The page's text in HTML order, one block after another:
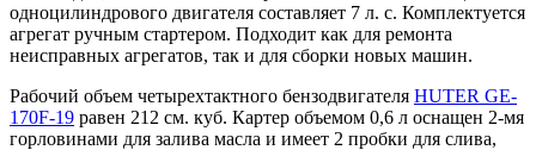
одноцилиндрового двигателя составляет 7 л. с. Комплектуется
агрегат ручным стартером. Подходит как для ремонта
неисправных агрегатов, так и для сборки новых машин.
Рабочий объем четырехтактного бензодвигателя HUTER GE-
170F-19 равен 212 см. куб. Картер объемом 0,6 л оснащен 2-мя
горловинами для залива масла и имеет 2 пробки для слива,